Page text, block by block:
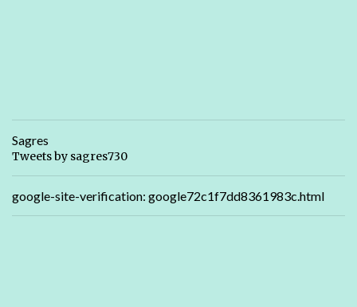
Sagres
Tweets by sagres730
google-site-verification: google72c1f7dd8361983c.html